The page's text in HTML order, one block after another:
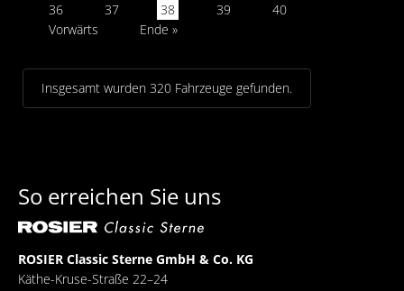
36
37 38 39
40
Vorwärts
Ende »
Insgesamt wurden 320 Fahrzeuge gefunden.
So erreichen Sie uns
ROSIER Classic Sterne GmbH & Co. KG
Käthe-Kruse-Straße 22–24